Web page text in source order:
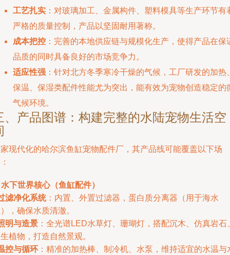
工艺扎实 ：对玻璃加工、金属构件、塑料模具等生产环节有
严格的质量控制，产品以坚固耐用著称。
成本把控 ：完善的本地供应链与规模化生产，使得产品在保
品质的同时具备良好的市场竞争力。
适应性强 ：针对北方冬季寒冷干燥的气候，工厂研发的加热
保温、保湿类配件性能尤为突出，能有效为宠物创造稳定的
气候环境。
、产品图谱：构建完整的水陆宠物生活空
现代化的哈尔滨鱼缸宠物配件厂，其产品线可能覆盖以下场
下世界核心（鱼缸配件）
滤净化系统：内置、外置过滤器，蛋白质分离器（用于海水
，确保水质清澈。
明与造景 ：全光谱LED水草灯、珊瑚灯，搭配沉木、仿真岩石
植物，打造自然景观。
控与循环 ：精准的加热棒、制冷机、水泵，维持适宜的水温与